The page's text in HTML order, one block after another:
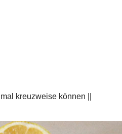
kreuzweise können ||